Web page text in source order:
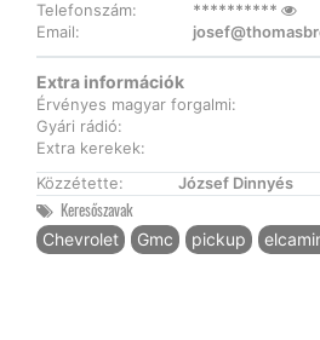
Telefonszám:
**********
Email:
Extra információk
Érvényes magyar forgalmi:
Gyári rádió:
Extra kerekek:
Közzétette:
József Dinnyés
Keresőszavak
Chevrolet Gmc pickup